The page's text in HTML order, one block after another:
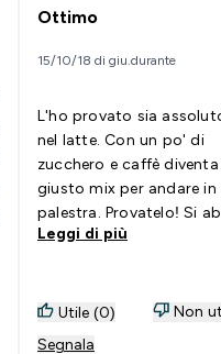
Ottimo
15/10/18 di giu.durante
L'ho provato sia
nel latte. Con un po' di
zucchero e caffè
giusto mix per andare in
palestra. Provatelo! Si abbina
con: Latte, zucchero e
Leggi di più
Utile (0)
Non
Segnala